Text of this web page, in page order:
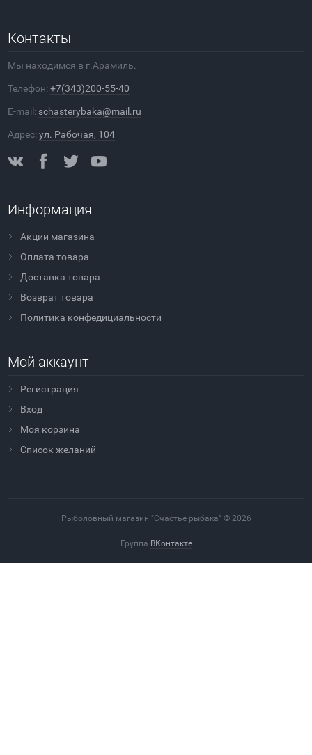
Контакты
Мы находимся в г.Арамиль.
Телефон:+7(343)200-55-40
E-mail: schasterybaka@mail.ru
Адрес:ул. Рабочая, 104
Информация
Акции магазина
Оплата товара
Доставка товара
Возврат товара
Политика конфедициальности
Мой аккаунт
Регистрация
Вход
Моя корзина
Cписок желаний
Рыболовный магазин "Счастье рыбака" © 2026
Группа ВКонтакте